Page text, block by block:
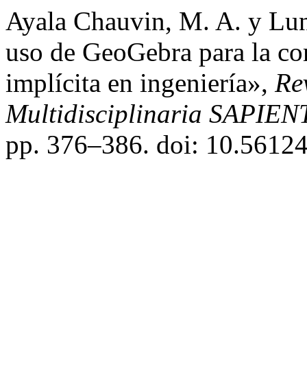
Ayala Chauvin, M. A. y
uso de GeoGebra para la
implícita en ingeniería»,
Multidisciplinaria
pp. 376–386. doi: